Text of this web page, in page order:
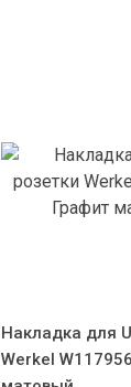
Накладка для
Werkel